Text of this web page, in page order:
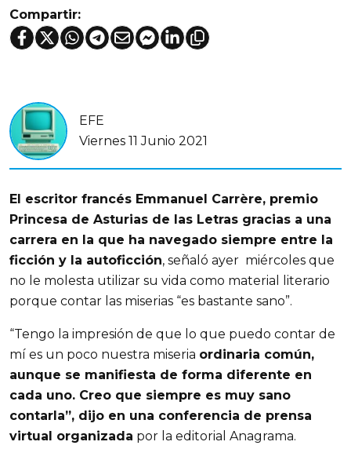
Compartir:
EFE
Viernes 11 Junio 2021
El escritor francés Emmanuel Carrère, premio
Princesa de Asturias de las Letras gracias a una
carrera en la que ha navegado siempre entre la
ficción y la autoficción, señaló ayer miércoles que
no le molesta utilizar su vida como material literario
porque contar las miserias “es bastante sano”.
“Tengo la impresión de que lo que puedo contar de
mí es un poco nuestra miseria ordinaria común,
aunque se manifiesta de forma diferente en
cada uno. Creo que siempre es muy sano
contarla”, dijo en una conferencia de prensa
virtual organizada por la editorial Anagrama.